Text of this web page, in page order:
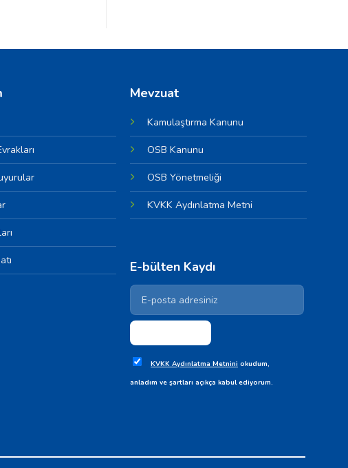
Mevzuat
Kamulaştırma Kanunu
OSB Kanunu
OSB Yönetmeliği
KVKK Aydınlatma Metni
E-bülten Kaydı
KVKK Aydınlatma Metnini okudum,
anladım ve şartları açıkça kabul ediyorum.